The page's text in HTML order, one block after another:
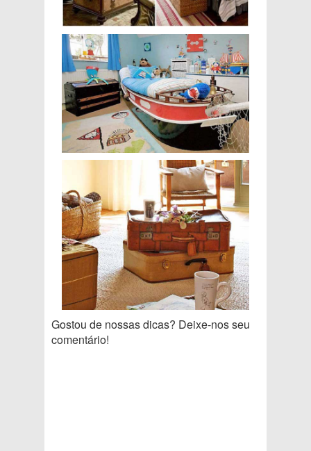
Gostou de nossas dicas? Deixe-nos seu
comentário!